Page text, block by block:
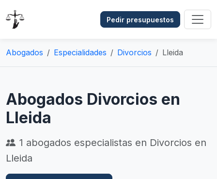
Pedir presupuestos
Abogados Especialidades Divorcios Lleida
Abogados Divorcios en
Lleida
1 abogados especialistas en Divorcios en
Lleida